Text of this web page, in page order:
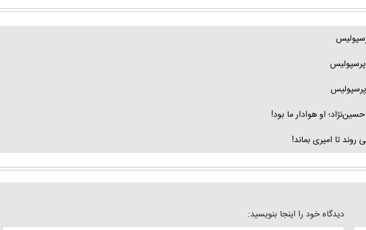
پرسپولیس
پرسپولیس
او هوادار ما بود!
دیدگاه خود را اینجا بنویسید: